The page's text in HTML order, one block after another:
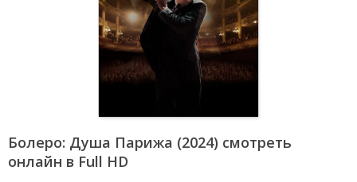
Болеро: Душа Парижа (2024) смотреть
онлайн в Full HD